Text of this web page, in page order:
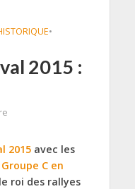
•
2015 :
2015avec les
Groupe C en
roi des rallyes